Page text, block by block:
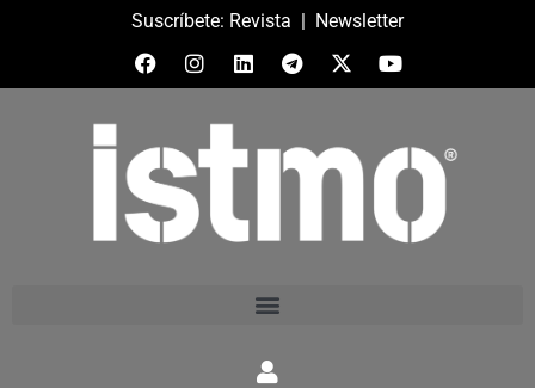
Suscríbete: Revista | Newsletter